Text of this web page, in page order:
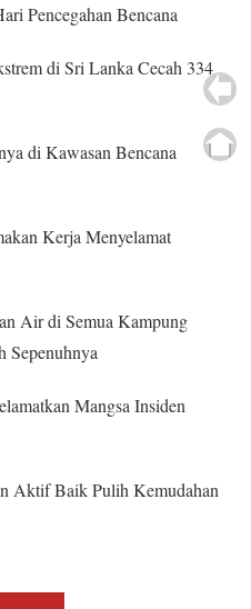
Pencegahan Bencana
di Sri Lanka Cecah 334
di Kawasan Bencana
Kerja Menyelamat
Air di Semua Kampung
Sepenuhnya
Mangsa Insiden
Aktif Baik Pulih Kemudahan